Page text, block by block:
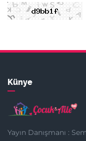
Künye
Yayın Danışmanı :